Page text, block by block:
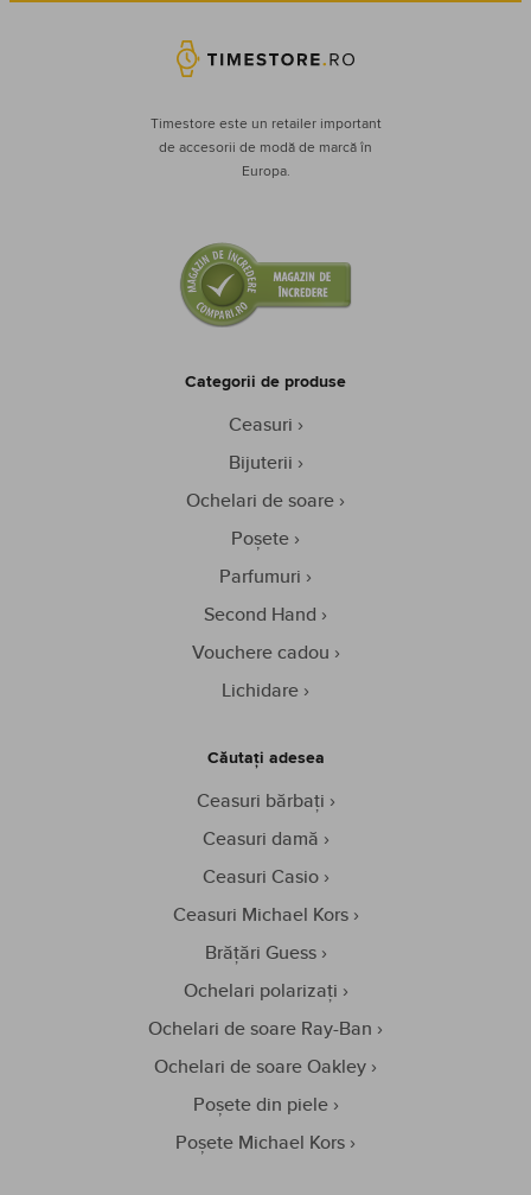
Timestore este un retailer important
de accesorii de modă de marcă în
Europa.
Categorii de produse
Ceasuri
Bijuterii
Ochelari de soare
Poșete
Parfumuri
Second Hand
Vouchere cadou
Lichidare
Căutați adesea
Ceasuri bărbați
Ceasuri damă
Ceasuri Casio
Ceasuri Michael Kors
Brățări Guess
Ochelari polarizați
Ochelari de soare Ray-Ban
Ochelari de soare Oakley
Poșete din piele
Poșete Michael Kors